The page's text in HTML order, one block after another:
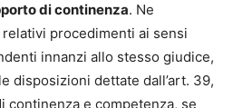
di continenza. Ne
procedimenti ai sensi
innanzi allo stesso giudice,
disposizioni dettate dall’art. 39,
continenza e competenza, se